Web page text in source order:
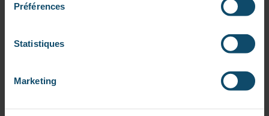
Préférences
Statistiques
Marketing
Rechercher